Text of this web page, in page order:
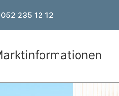
052 235 12 12